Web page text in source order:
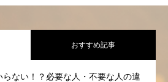
おすすめ記事
ない！？必要な人・不要な人の違